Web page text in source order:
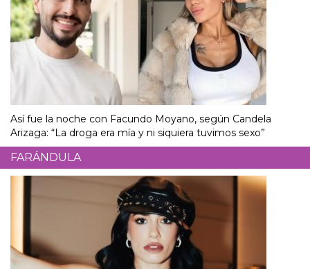
Así fue la noche con Facundo Moyano, según Candela
Arizaga: “La droga era mía y ni siquiera tuvimos sexo”
FARÁNDULA